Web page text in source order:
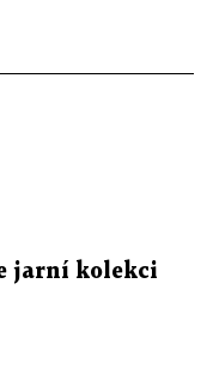
jarní kolekci